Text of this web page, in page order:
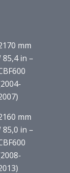
mm
85,4 in –
mm
85,0 in –